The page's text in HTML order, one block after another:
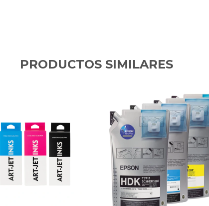
PRODUCTOS SIMILARES